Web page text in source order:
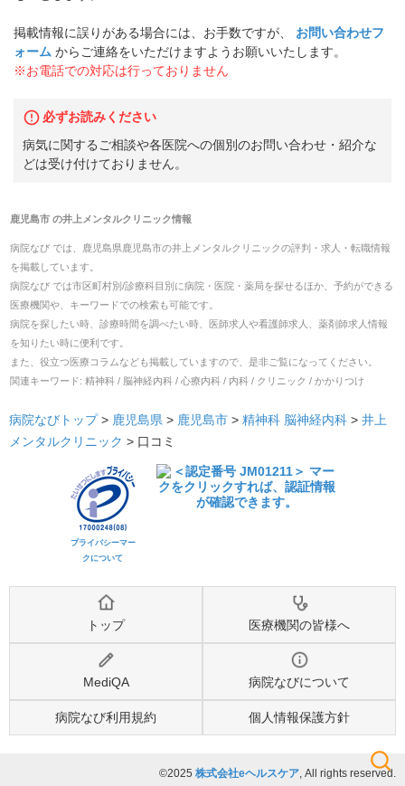
検索
掲載情報に誤りがある場合には、お手数ですが、
お問い合わせフ
ォーム からご連絡をいただけますようお願いいたします。
※お電話での対応は行っておりません
必ずお読みください
病気に関するご相談や各医院への個別のお問い合わせ・紹介な
どは受け付けておりません。
鹿児島市の井上メンタルクリニック情報
病院なび では、 鹿児島県鹿児島市の井上メンタルクリニックの評判・求人・転職情報
を掲載しています。
病院なび では市区町村別/診療科目別に病院・医院・薬局を探せるほか、予約ができる
医療機関や、キーワードでの検索も可能です。
病院を探したい時、診療時間を調べたい時、医師求人や看護師求人、薬剤師求人情報
を知りたい時に便利です。
また、役立つ医療コラムなども掲載していますので、是非ご覧になってください。
関連キーワード: 精神科 / 脳神経内科 / 心療内科 / 内科 / クリニック / かかりつけ
病院なびトップ > 鹿児島県 > 鹿児島市 > 精神科 脳神経内科 > 井上
メンタルクリニック > 口コミ
プライバシーマー
クについて
トップ 医療機関の皆様へ
MediQA 病院なびについて
病院なび利用規約 個人情報保護方針
©2025 株式会社eヘルスケア, All rights reserved.